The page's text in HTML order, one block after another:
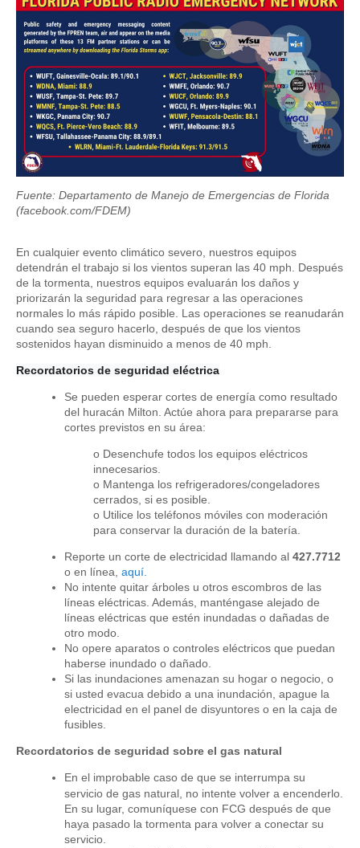
Fuente: Departamento de Manejo de Emergencias de Florida
(facebook.com/FDEM)
En cualquier evento climático severo, nuestros equipos
detendrán el trabajo si los vientos superan las 40 mph. Después
de la tormenta, nuestros equipos evaluarán los daños y
priorizarán la seguridad para regresar a las operaciones
normales lo más rápido posible. Las operaciones se reanudarán
cuando sea seguro hacerlo, después de que los vientos
sostenidos hayan disminuido a menos de 40 mph.
Recordatorios de seguridad eléctrica
Se pueden esperar cortes de energía como resultado
del huracán Milton. Actúe ahora para prepararse para
cortes previstos en su área:
o Desenchufe todos los equipos eléctricos
innecesarios.
o Mantenga los refrigeradores/congeladores
cerrados, si es posible.
o Utilice los teléfonos móviles con moderación
para conservar la duración de la batería.
Reporte un corte de electricidad llamando al 427.7712
o en línea, aquí.
No intente quitar árboles u otros escombros de las
líneas eléctricas. Además, manténgase alejado de
líneas eléctricas que estén inundadas o dañadas de
otro modo.
No opere aparatos o controles eléctricos que puedan
haberse inundado o dañado.
Si las inundaciones amenazan su hogar o negocio, o
si usted evacua debido a una inundación, apague la
electricidad en el panel de disyuntores o en la caja de
fusibles.
Recordatorios de seguridad sobre el gas natural
En el improbable caso de que se interrumpa su
servicio de gas natural, no intente volver a encenderlo.
En su lugar, comuníquese con FCG después de que
haya pasado la tormenta para volver a conectar su
servicio.